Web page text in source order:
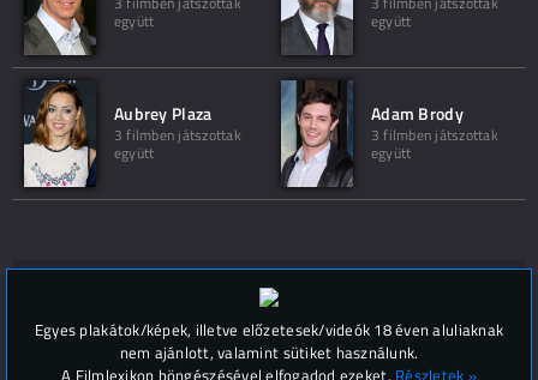
együtt együtt
Aubrey Plaza
3 filmben játszottak
együtt
Adam Brody
3 filmben játszottak
együtt
Hozzászólások (
Egyes plakátok/képek, illetve előzetesek/videók 18 éven aluliaknak
nem ajánlott, valamint sütiket használunk.
A Filmlexikon böngészésével elfogadod ezeket. Részletek »